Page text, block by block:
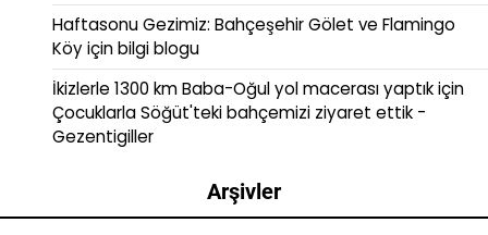
Haftasonu Gezimiz: Bahçeşehir Gölet ve Flamingo
Köyiçinbilgi blogu
İkizlerle 1300 km Baba-Oğul yol macerası yaptıkiçin
Çocuklarla Söğüt'teki bahçemizi ziyaret ettik -
Gezentigiller
Arşivler